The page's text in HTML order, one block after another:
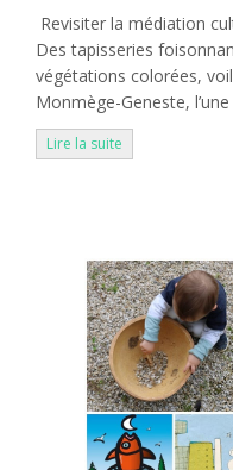
Revisiter la médiation
Des tapisseries
végétations colorées,
Monmège-Geneste,
Lire la suite